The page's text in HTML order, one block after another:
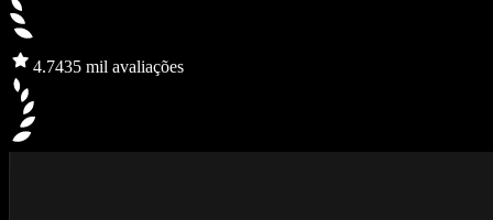
4.7435 mil avaliações